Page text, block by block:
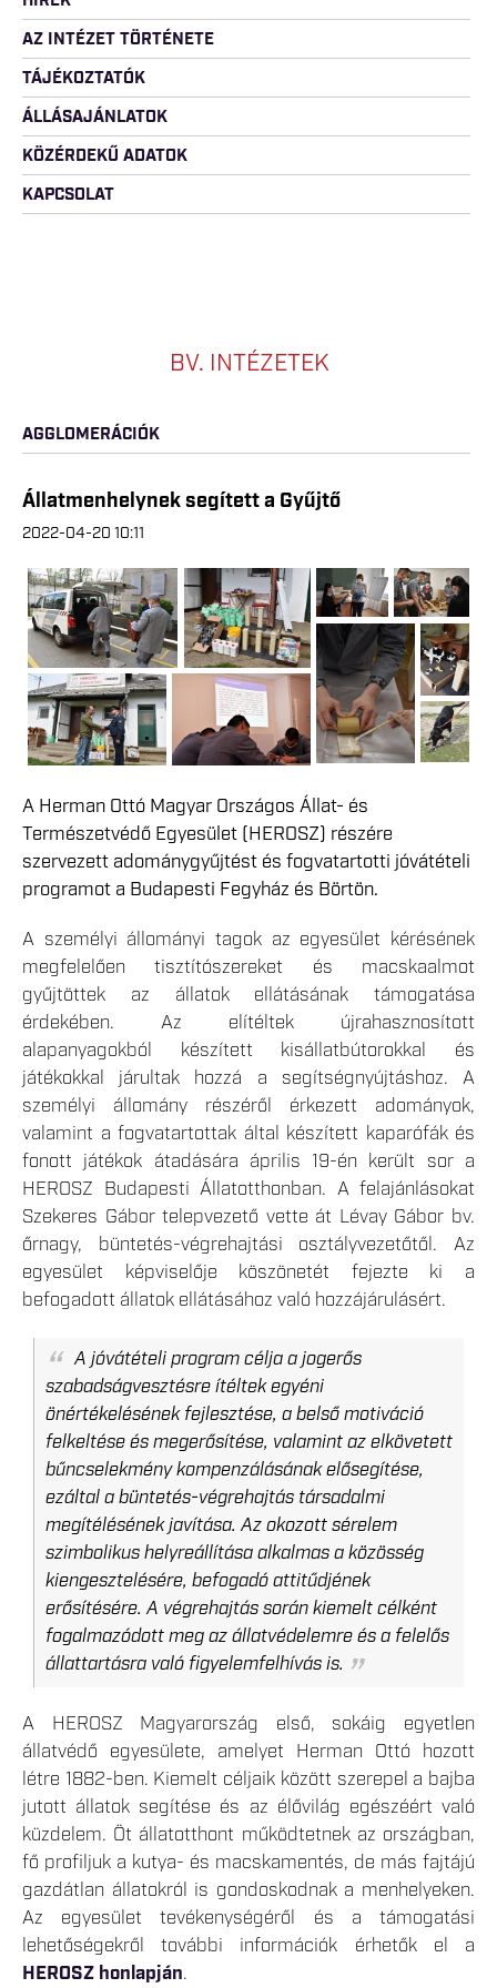
AZ INTÉZET TÖRTÉNETE
TÁJÉKOZTATÓK
ÁLLÁSAJÁNLATOK
KÖZÉRDEKŰ ADATOK
KAPCSOLAT
BV. INTÉZETEK
AGGLOMERÁCIÓK
Állatmenhelynek segített a Gyűjtő
2022-04-20 10:11
A Herman Ottó Magyar Országos Állat- és
Természetvédő Egyesület (HEROSZ) részére
szervezett adománygyűjtést és fogvatartotti jóvátételi
programot a Budapesti Fegyház és Börtön.
A személyi állományi tagok az egyesület kérésének
megfelelően tisztítószereket és macskaalmot
gyűjtöttek az állatok ellátásának támogatása
érdekében. Az elítéltek újrahasznosított
alapanyagokból készített kisállatbútorokkal és
játékokkal járultak hozzá a segítségnyújtáshoz. A
személyi állomány részéről érkezett adományok,
valamint a fogvatartottak által készített kaparófák és
fonott játékok átadására április 19-én került sor a
HEROSZ Budapesti Állatotthonban. A felajánlásokat
Szekeres Gábor telepvezető vette át Lévay Gábor bv.
őrnagy, büntetés-végrehajtási osztályvezetőtől. Az
egyesület képviselője köszönetét fejezte ki a
befogadott állatok ellátásához való hozzájárulásért.
A jóvátételi program célja a jogerős
szabadságvesztésre ítéltek egyéni
önértékelésének fejlesztése, a belső motiváció
felkeltése és megerősítése, valamint az elkövetett
bűncselekmény kompenzálásának elősegítése,
ezáltal a büntetés-végrehajtás társadalmi
megítélésének javítása. Az okozott sérelem
szimbolikus helyreállítása alkalmas a közösség
kiengesztelésére, befogadó attitűdjének
erősítésére. A végrehajtás során kiemelt célként
fogalmazódott meg az állatvédelemre és a felelős
állattartásra való figyelemfelhívás is.
A HEROSZ Magyarország első, sokáig egyetlen
állatvédő egyesülete, amelyet Herman Ottó hozott
létre 1882-ben. Kiemelt céljaik között szerepel a bajba
jutott állatok segítése és az élővilág egészéért való
küzdelem. Öt állatotthont működtetnek az országban,
fő profiljuk a kutya- és macskamentés, de más fajtájú
gazdátlan állatokról is gondoskodnak a menhelyeken.
Az egyesület tevékenységéről és a támogatási
lehetőségekről további információk érhetők el a
HEROSZ honlapján.